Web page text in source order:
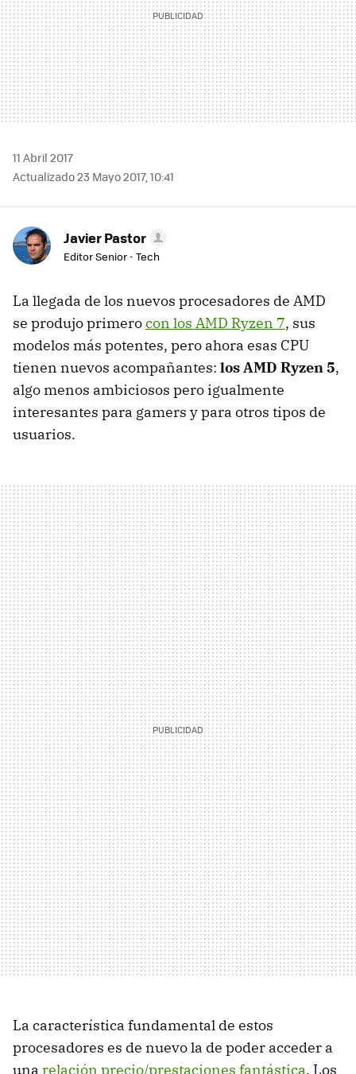
11 Abril 2017
Actualizado 23 Mayo 2017, 10:41
Javier Pastor
Editor Senior - Tech
La llegada de los nuevos procesadores de AMD
se produjo primerocon los AMD Ryzen 7, sus
modelos más potentes, pero ahora esas CPU
tienen nuevos acompañantes: los AMD Ryzen 5,
algo menos ambiciosos pero igualmente
interesantes para gamers y para otros tipos de
usuarios.
La característica fundamental de estos
procesadores es de nuevo la de poder acceder a
una relación precio/prestaciones fantástica. Los